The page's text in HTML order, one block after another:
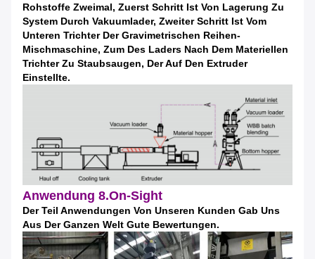
Rohstoffe Zweimal, Zuerst Schritt Ist Von Lagerung Zu
System Durch Vakuumlader, Zweiter Schritt Ist Vom
Unteren Trichter Der Gravimetrischen Reihen-
Mischmaschine, Zum Des Laders Nach Dem Materiellen
Trichter Zu Staubsaugen, Der Auf Den Extruder
Einstellte.
Anwendung 8.On-Sight
Der Teil Anwendungen Von Unseren Kunden Gab Uns
Aus Der Ganzen Welt Gute Bewertungen.